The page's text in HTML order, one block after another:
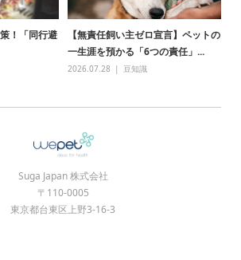
！「同行避
【無責任飼い主ゼロ宣言】ペットの
一生涯を預かる「6つの責任」...
2026.07.28 豆知識
Suga Japan 株式会社
〒110-0005
東京都台東区上野3-16-3